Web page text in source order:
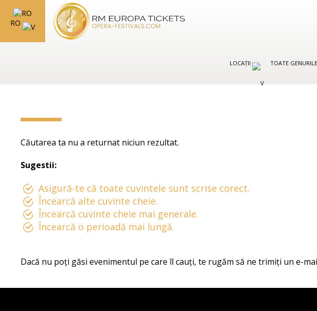
RO
LOCAȚII TOATE GENURILE
Căutarea ta nu a returnat niciun rezultat.
Sugestii:
Asigură-te că toate cuvintele sunt scrise corect.
Încearcă alte cuvinte cheie.
Încearcă cuvinte cheie mai generale.
Încearcă o perioadă mai lungă.
Dacă nu poți găsi evenimentul pe care îl cauți, te rugăm să ne trimiți un e-